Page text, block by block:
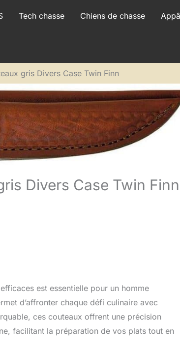
Tech chasse Chiens de chasse
gris Divers Case Twin Finn
Divers Case Twin Finn
est essentielle pour un homme
d’affronter chaque défi culinaire avec
ces couteaux offrent une précision
facilitant la préparation de vos plats tout en